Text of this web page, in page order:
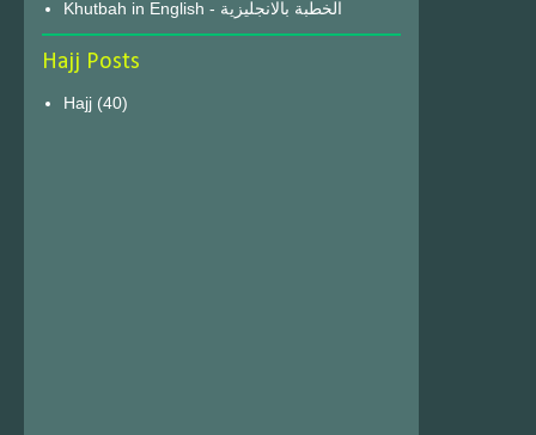
Khutbah in English - الخطبة بالانجليزية
Hajj Posts
Hajj (40)